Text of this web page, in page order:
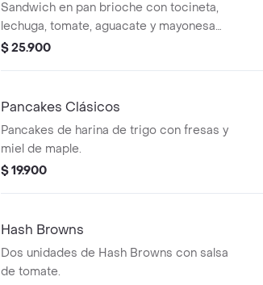
Sandwich en pan brioche con tocineta,
lechuga, tomate, aguacate y mayonesa
picante.
$ 25.900
Pancakes Clásicos
Pancakes de harina de trigo con fresas y
miel de maple.
$ 19.900
Hash Browns
Dos unidades de Hash Browns con salsa
de tomate.